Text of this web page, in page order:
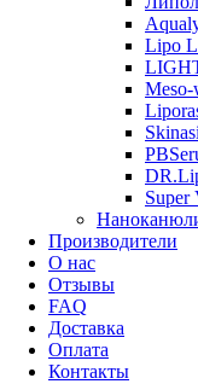
Lipo
Meso-
Super
Производители
О нас
Отзывы
FAQ
Доставка
Оплата
Контакты